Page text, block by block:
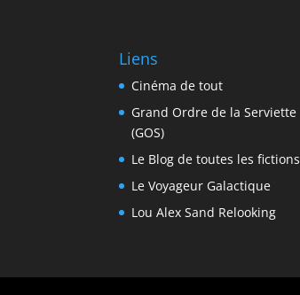
Liens
Cinéma de tout
Grand Ordre de la Serviette
(GOS)
Le Blog de toutes les fictions
Le Voyageur Galactique
Lou Alex Sand Relooking